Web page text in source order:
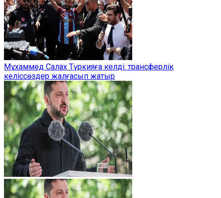
Мұхаммед Салах Түркияға келді: трансферлік
келіссөздер жалғасып жатыр